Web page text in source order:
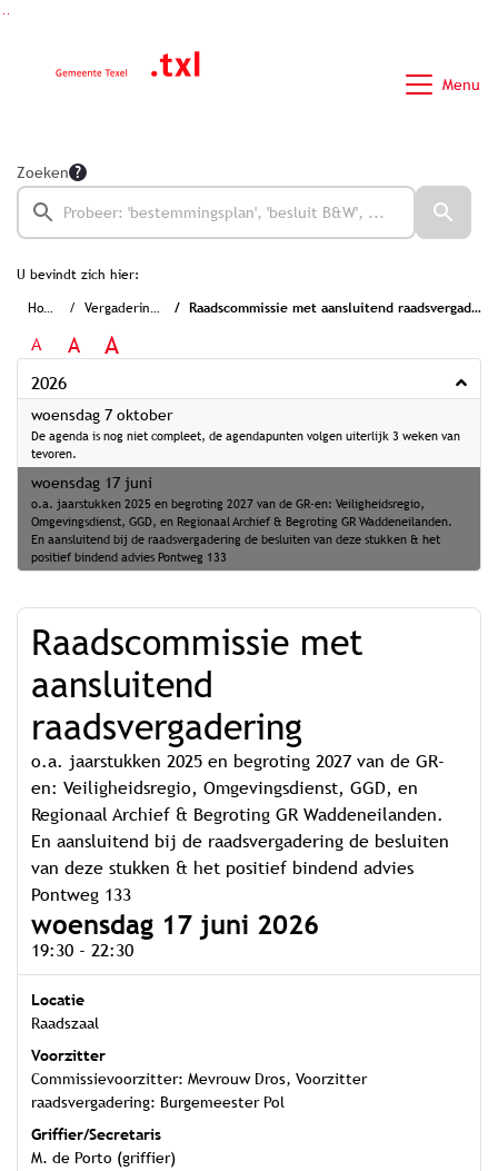
Menu
Zoeken
U bevindt zich hier:
Home Vergaderingen Raadscommissie met aansluitend raadsvergadering
A A A
2026
woensdag 7 oktober2026
De agenda is nog niet compleet, de agendapunten volgen uiterlijk 3 weken van
tevoren.
woensdag 17 juni
o.a. jaarstukken 2025 en begroting 2027 van de GR-en: Veiligheidsregio,
Omgevingsdienst, GGD, en Regionaal Archief & Begroting GR Waddeneilanden.
En aansluitend bij de raadsvergadering de besluiten van deze stukken & het
positief bindend advies Pontweg 133
Raadscommissie met
aansluitend
raadsvergadering
o.a. jaarstukken 2025 en begroting 2027 van de GR-
en: Veiligheidsregio, Omgevingsdienst, GGD, en
Regionaal Archief & Begroting GR Waddeneilanden.
En aansluitend bij de raadsvergadering de besluiten
van deze stukken & het positief bindend advies
Pontweg 133
woensdag 17 juni 2026
19:30 - 22:30
Locatie
Raadszaal
Voorzitter
Commissievoorzitter: Mevrouw Dros, Voorzitter
raadsvergadering: Burgemeester Pol
Griffier/Secretaris
M. de Porto (griffier)